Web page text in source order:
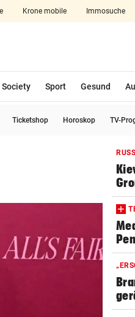
Krone mobile Immosuche
aufklappen
Society Sport Gesund
Ticketshop Horoskop TV-